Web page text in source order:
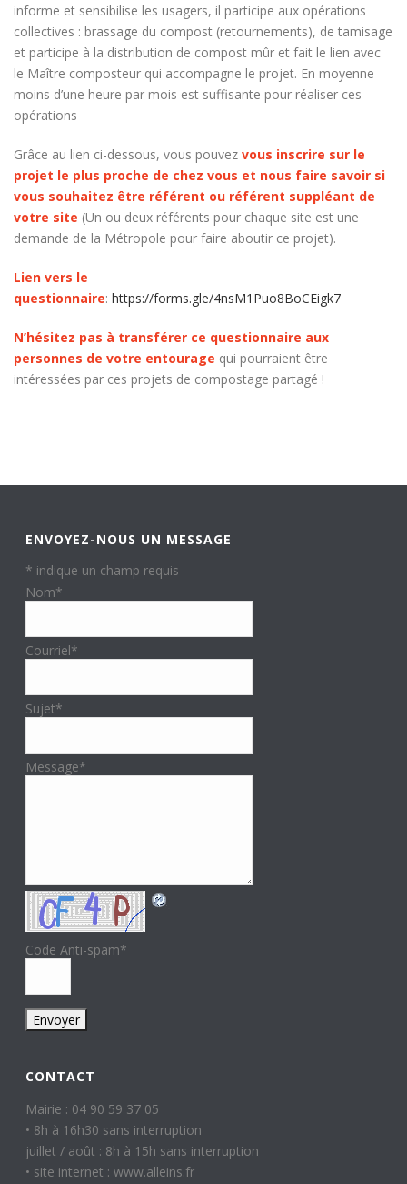
informe et sensibilise les usagers, il participe aux opérations
collectives : brassage du compost (retournements), de tamisage
et participe à la distribution de compost mûr et fait le lien avec
le Maître composteur qui accompagne le projet. En moyenne
moins d’une heure par mois est suffisante pour réaliser ces
opérations
Grâce au lien ci-dessous, vous pouvez vous inscrire sur le
projet le plus proche de chez vous et nous faire savoir si
vous souhaitez être référent ou référent suppléant de
votre site (Un ou deux référents pour chaque site est une
demande de la Métropole pour faire aboutir ce projet).
Lien vers le
questionnaire: https://forms.gle/4nsM1Puo8BoCEigk7
N’hésitez pas à transférer ce questionnaire aux
personnes de votre entourage qui pourraient être
intéressées par ces projets de compostage partagé !
ENVOYEZ-NOUS UN MESSAGE
* indique un champ requis
Nom*
Courriel*
Sujet*
Message*
Code Anti-spam*
CONTACT
Mairie : 04 90 59 37 05
• 8h à 16h30 sans interruption
juillet / août : 8h à 15h sans interruption
• site internet : www.alleins.fr